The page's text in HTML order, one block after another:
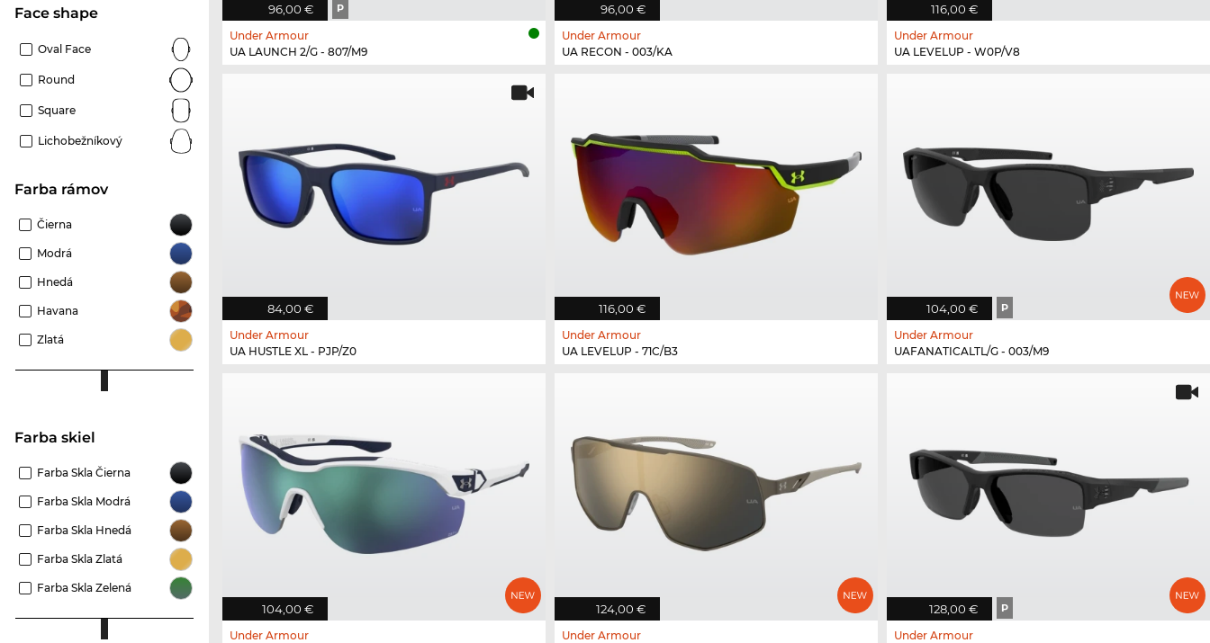
Face shape
Oval Face
Round
Square
Lichobežníkový
Farba rámov
Čierna
Modrá
Hnedá
Havana
Zlatá
Farba skiel
Farba Skla Čierna
Farba Skla Modrá
Farba Skla Hnedá
Farba Skla Zlatá
Farba Skla Zelená
96,00 € P
Under Armour
UA LAUNCH 2/G - 807/M9
96,00 €
Under Armour
UA RECON - 003/KA
116,00 €
Under Armour
UA LEVELUP - W0P/V8
84,00 €
Under Armour
UA HUSTLE XL - PJP/Z0
116,00 €
Under Armour
UA LEVELUP - 71C/B3
104,00 € P
Under Armour
UAFANATICALTL/G - 003/M9
104,00 €
Under Armour
124,00 €
Under Armour
128,00 € P
Under Armour